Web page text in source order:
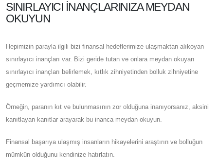
SINIRLAYICI İNANÇLARINIZA MEYDAN
OKUYUN
Hepimizin parayla ilgili bizi finansal hedeflerimize ulaşmaktan alıkoyan
sınırlayıcı inançları var. Bizi geride tutan ve onlara meydan okuyan
sınırlayıcı inançları belirlemek, kıtlık zihniyetinden bolluk zihniyetine
geçmemize yardımcı olabilir.
Örneğin, paranın kıt ve bulunmasının zor olduğuna inanıyorsanız, aksini
kanıtlayan kanıtlar arayarak bu inanca meydan okuyun.
Finansal başarıya ulaşmış insanların hikayelerini araştırın ve bolluğun
mümkün olduğunu kendinize hatırlatın.